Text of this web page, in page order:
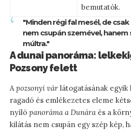
bemutatók.
"Minden régi fal mesél, de csak
nem csupán szemével, hanem
múltra."
A dunai panoráma:
Pozsony felett
Apozsonyi vár látogatásának
ragadó és emlékezetes eleme
nyíló panoráma a Dunára és a
kilátás nem csupán egy szép kép,